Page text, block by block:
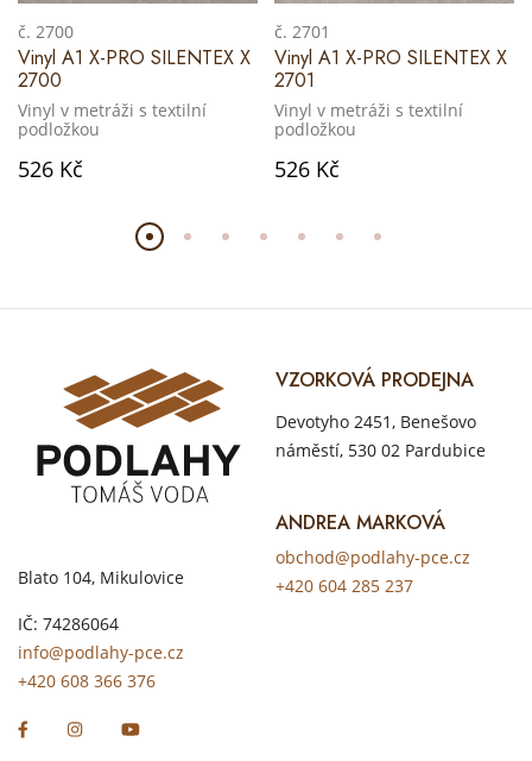
č. 2700
Vinyl A1 X-PRO SILENTEX X
2700
Vinyl v metráži s textilní
podložkou
526 Kč
č. 2701
Vinyl A1 X-PRO SILENTEX X
2701
Vinyl v metráži s textilní
podložkou
526 Kč
Blato 104, Mikulovice
IČ: 74286064
info@podlahy-pce.cz
+420 608 366 376
VZORKOVÁ PRODEJNA
Devotyho 2451, Benešovo
náměstí, 530 02 Pardubice
ANDREA MARKOVÁ
obchod@podlahy-pce.cz
+420 604 285 237